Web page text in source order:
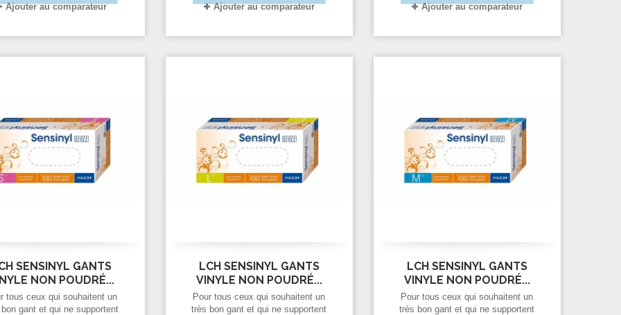
Ajouter au comparateur Ajouter au comparateur Ajouter au comparateur
SENSINYL GANTS
NON POUDRÉ...
tous ceux qui souhaitent un
gant et qui ne supportent
LCH SENSINYL GANTS
VINYLE NON POUDRÉ...
Pour tous ceux qui souhaitent un
très bon gant et qui ne supportent
LCH SENSINYL GANTS
VINYLE NON POUDRÉ...
Pour tous ceux qui souhaitent un
très bon gant et qui ne supportent